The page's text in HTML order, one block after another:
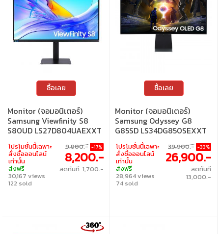
ซื้อเลย
Monitor (จอมอนิเตอร์)
Samsung Viewfinity S8
S80UD LS27D804UAEXXT
- 27 Inch IPS 4K 60Hz KVM
USB-C
โปรโมชั่นนี้เฉพาะ
สั่งซื้อออนไลน์
เท่านั้น
ส่งฟรี
30,167 views
122 sold
9,900.- -17%
8,200.-
ลดทันที 1,700.-
ซื้อเลย
Monitor (จอมอนิเตอร์)
Samsung Odyssey G8
G85SD LS34DG850SEXXT
- 34 Inch OLED 2K 175Hz
AMD FreeSync Premium
Pro Curved
โปรโมชั่นนี้เฉพาะ
สั่งซื้อออนไลน์
เท่านั้น
ส่งฟรี
28,964 views
74 sold
39,900.- -33%
26,900.-
ลดทันที
13,000.-